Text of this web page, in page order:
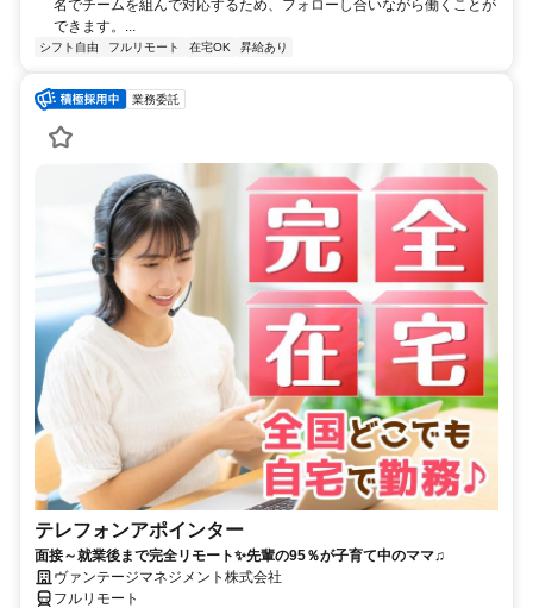
名でチームを組んで対応するため、フォローし合いながら働くことが
できます。...
シフト自由 フルリモート 在宅OK 昇給あり
業務委託
テレフォンアポインター
面接～就業後まで完全リモート✨先輩の95％が子育て中のママ♫
ヴァンテージマネジメント株式会社
フルリモート